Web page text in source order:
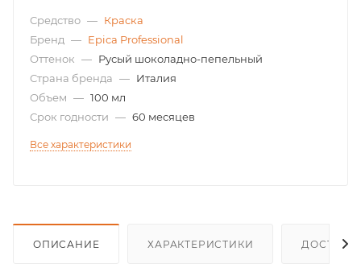
Средство — Краска
Бренд — Epica Professional
Оттенок — Русый шоколадно-пепельный
Страна бренда — Италия
Объем — 100 мл
Срок годности — 60 месяцев
Все характеристики
ОПИСАНИЕ ХАРАКТЕРИСТИКИ